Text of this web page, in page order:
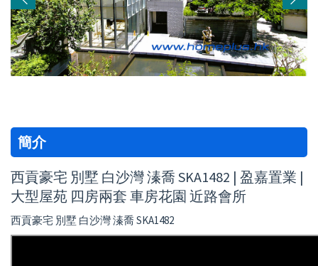
簡介
西貢豪宅 別墅 白沙灣 溱喬 SKA1482 | 盈嘉置業 |
大型屋苑 四房兩套 車房花園 近路會所
西貢豪宅 別墅 白沙灣 溱喬 SKA1482